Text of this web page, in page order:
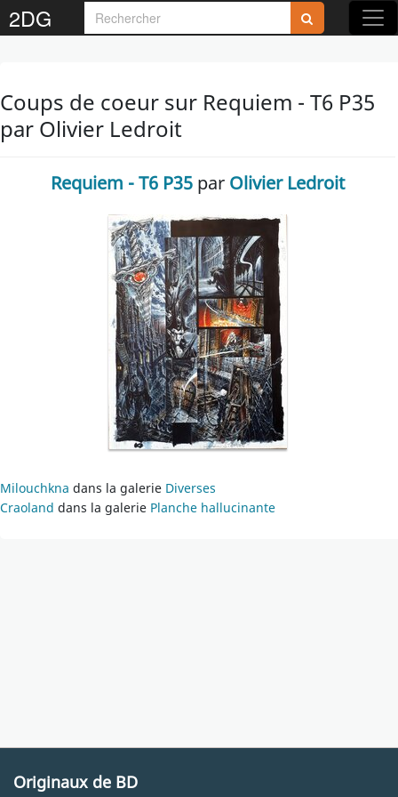
2DG
Coups de coeur sur Requiem - T6 P35
par Olivier Ledroit
Requiem - T6 P35 par Olivier Ledroit
Milouchkna dans la galerie Diverses
Craoland dans la galerie Planche hallucinante
Originaux de BD